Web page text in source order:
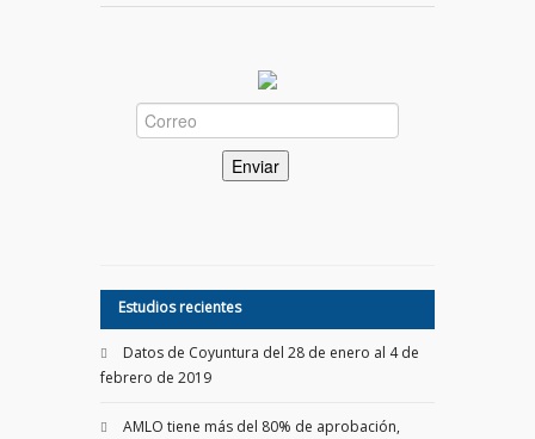
Estudios recientes
Datos de Coyuntura del 28 de enero al 4 de
febrero de 2019
AMLO tiene más del 80% de aprobación,